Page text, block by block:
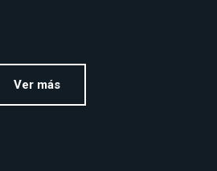
Ver más